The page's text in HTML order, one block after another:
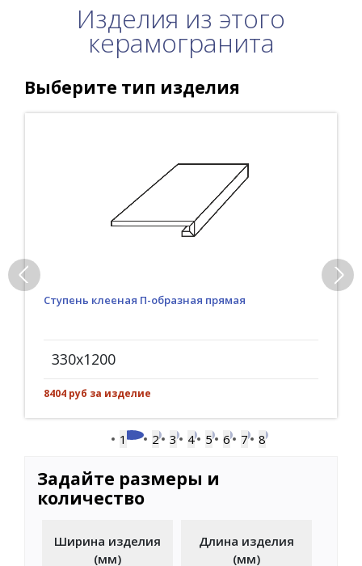
Изделия из этого
керамогранита
Выберите тип изделия
Ступень клееная П-образная прямая
330x1200
8404 руб за изделие
1 2 3 4 5 6 7 8
Задайте размеры и
количество
Ширина изделия
(мм)
Длина изделия
(мм)